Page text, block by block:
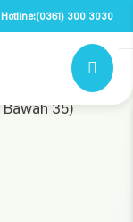
Hotline:(0361) 300 3030